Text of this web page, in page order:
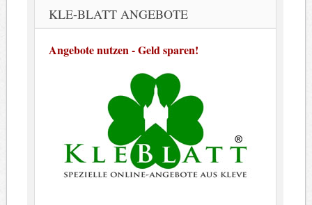
KLE-BLATT ANGEBOTE
Angebote nutzen - Geld sparen!